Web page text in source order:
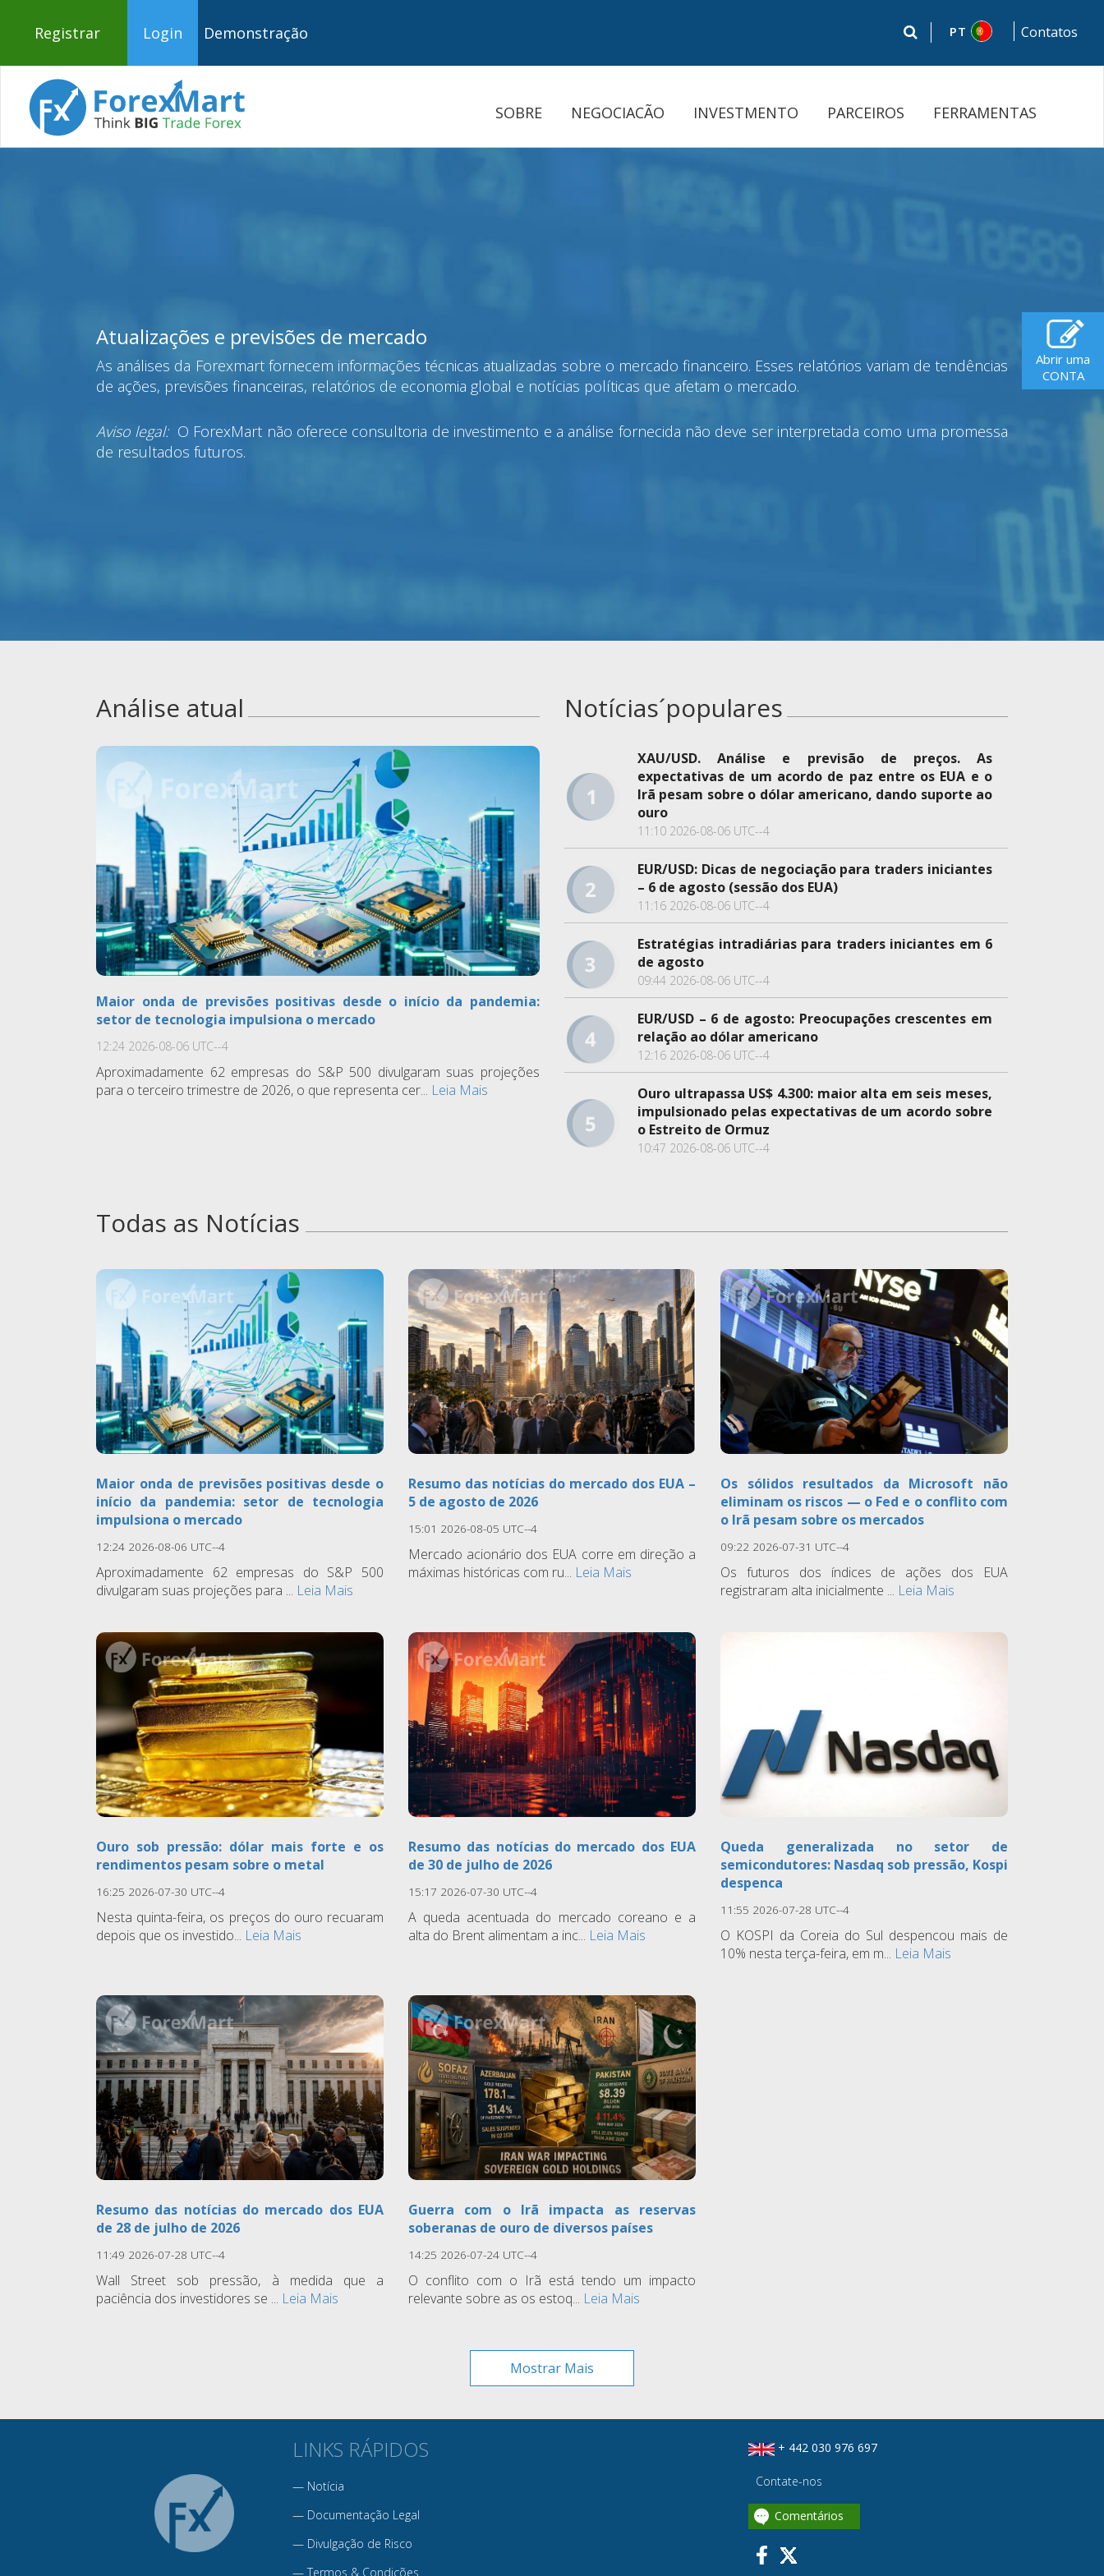
Registrar Login Demonstração PT Contatos
SOBRE NEGOCIACÃO INVESTMENTO PARCEIROS FERRAMENTAS
Atualizações e previsões de mercado
As análises da Forexmart fornecem informações técnicas atualizadas sobre o mercado financeiro. Esses relatórios variam de tendências
de ações, previsões financeiras, relatórios de economia global e notícias políticas que afetam o mercado.
Aviso legal: O ForexMart não oferece consultoria de investimento e a análise fornecida não deve ser interpretada como uma promessa
de resultados futuros.
Análise atual
Maior onda de previsões positivas desde o início da pandemia:
setor de tecnologia impulsiona o mercado
12:24 2026-08-06 UTC--4
Aproximadamente 62 empresas do S&P 500 divulgaram suas projeções
para o terceiro trimestre de 2026, o que representa cer... Leia Mais
Notícias´populares
XAU/USD. Análise e previsão de preços. As
expectativas de um acordo de paz entre os EUA e o
Irã pesam sobre o dólar americano, dando suporte ao
ouro
11:10 2026-08-06 UTC--4
EUR/USD: Dicas de negociação para traders iniciantes
– 6 de agosto (sessão dos EUA)
11:16 2026-08-06 UTC--4
Estratégias intradiárias para traders iniciantes em 6
de agosto
09:44 2026-08-06 UTC--4
EUR/USD – 6 de agosto: Preocupações crescentes em
relação ao dólar americano
12:16 2026-08-06 UTC--4
Ouro ultrapassa US$ 4.300: maior alta em seis meses,
impulsionado pelas expectativas de um acordo sobre
o Estreito de Ormuz
10:47 2026-08-06 UTC--4
Todas as Notícias
Maior onda de previsões positivas desde o
início da pandemia: setor de tecnologia
impulsiona o mercado
12:24 2026-08-06 UTC--4
Aproximadamente 62 empresas do S&P 500
divulgaram suas projeções para ... Leia Mais
Resumo das notícias do mercado dos EUA –
5 de agosto de 2026
15:01 2026-08-05 UTC--4
Mercado acionário dos EUA corre em direção a
máximas históricas com ru... Leia Mais
Os sólidos resultados da Microsoft não
eliminam os riscos — o Fed e o conflito com
o Irã pesam sobre os mercados
09:22 2026-07-31 UTC--4
Os futuros dos índices de ações dos EUA
registraram alta inicialmente ... Leia Mais
Ouro sob pressão: dólar mais forte e os
rendimentos pesam sobre o metal
16:25 2026-07-30 UTC--4
Nesta quinta-feira, os preços do ouro recuaram
depois que os investido... Leia Mais
Resumo das notícias do mercado dos EUA
de 30 de julho de 2026
15:17 2026-07-30 UTC--4
A queda acentuada do mercado coreano e a
alta do Brent alimentam a inc... Leia Mais
Queda generalizada no setor de
semicondutores: Nasdaq sob pressão, Kospi
despenca
11:55 2026-07-28 UTC--4
O KOSPI da Coreia do Sul despencou mais de
10% nesta terça-feira, em m... Leia Mais
Resumo das notícias do mercado dos EUA
de 28 de julho de 2026
11:49 2026-07-28 UTC--4
Wall Street sob pressão, à medida que a
paciência dos investidores se ... Leia Mais
Guerra com o Irã impacta as reservas
soberanas de ouro de diversos países
14:25 2026-07-24 UTC--4
O conflito com o Irã está tendo um impacto
relevante sobre as os estoq... Leia Mais
Mostrar Mais
LINKS RÁPIDOS
— Notícia
— Documentação Legal
— Divulgação de Risco
— Termos & Condições
+ 442 030 976 697
Contate-nos
Comentários
Abrir uma
CONTA